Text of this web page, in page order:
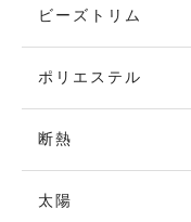
ビーズトリム
ポリエステル
断熱
太陽